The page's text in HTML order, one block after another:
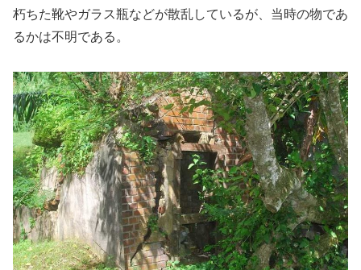
朽ちた靴やガラス瓶などが散乱しているが、当時の物であ
るかは不明である。